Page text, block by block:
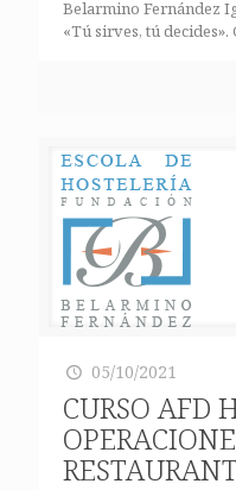
Belarmino Fernández
«Tú sirves, tú decides».
05/10/2021
CURSO AFD